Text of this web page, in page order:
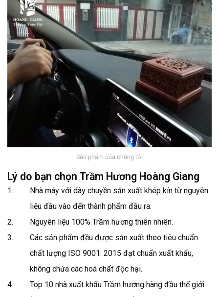
Sản phẩm của chúng tôi
Lý do bạn chọn Trầm Hương Hoàng Giang
Nhà máy với dây chuyền sản xuất khép kín từ nguyên
liệu đầu vào đến thành phẩm đầu ra.
Nguyên liệu 100% Trầm hương thiên nhiên.
Các sản phẩm đều được sản xuất theo tiêu chuẩn
chất lượng ISO 9001: 2015 đạt chuẩn xuất khẩu,
không chứa các hoá chất độc hại.
Top 10 nhà xuất khẩu Trầm hương hàng đầu thế giới